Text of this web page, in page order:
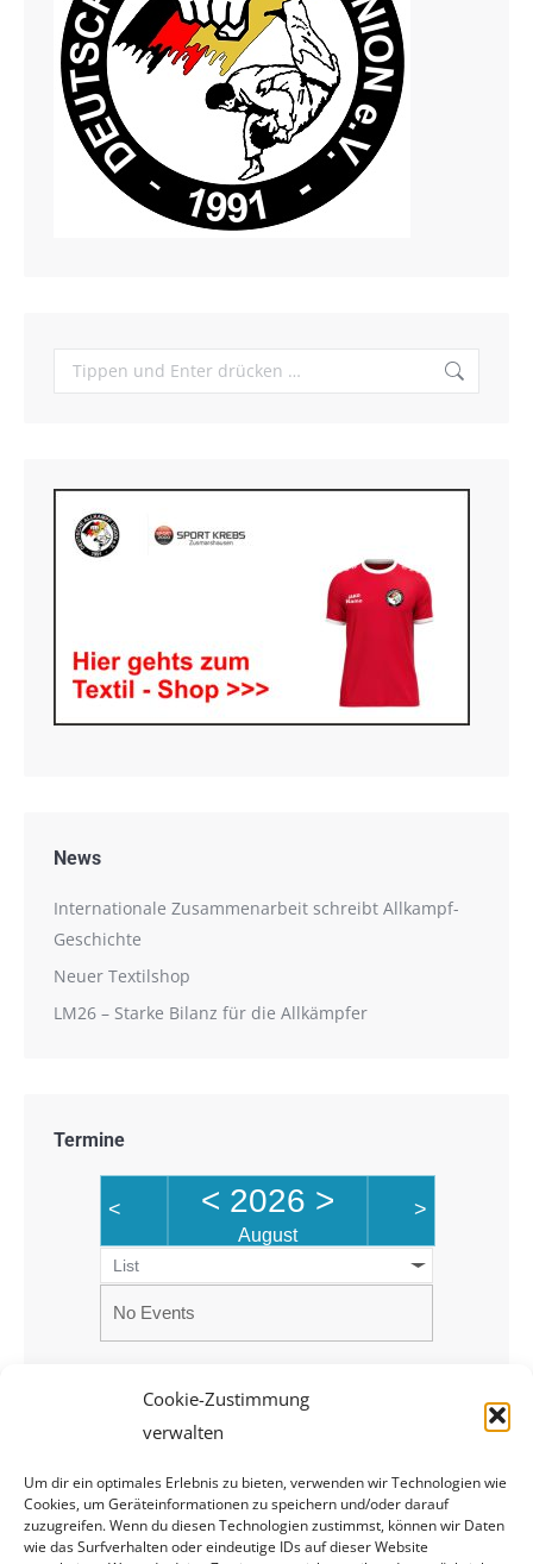
Cookie-Zustimmung
verwalten
Um dir ein optimales Erlebnis zu bieten, verwenden wir Technologien wie
Cookies, um Geräteinformationen zu speichern und/oder darauf
zuzugreifen. Wenn du diesen Technologien zustimmst, können wir Daten
wie das Surfverhalten oder eindeutige IDs auf dieser Website
Search:
News
Internationale Zusammenarbeit schreibt Allkampf-
Geschichte
Neuer Textilshop
LM26 – Starke Bilanz für die Allkämpfer
Termine
< < 2026 >
August
>
List
No Events